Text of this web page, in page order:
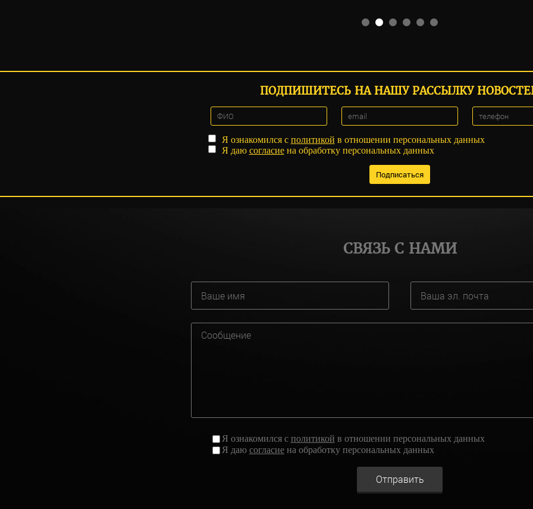
ПОДПИШИТЕСЬ НА НАШУ РАССЫЛКУ
Я ознакомился с политикой в отношении персональных данных
Я даю согласиена обработку персональных данных
СВЯЗЬ С НАМИ
Я ознакомился с политикой в отношении персональных данных
Я даю согласиена обработку персональных данных
Отправить